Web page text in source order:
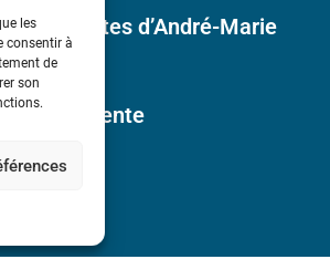
les
consentir à
de
son
d’André-Marie
de Vente